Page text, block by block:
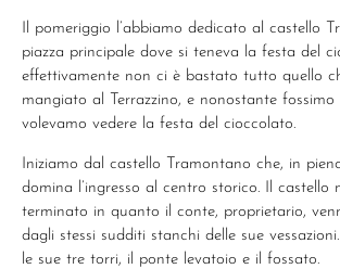
Il pomeriggio l’abbiamo dedicato al castello
piazza principale dove si teneva la festa del
effettivamente non ci è bastato tutto quello
mangiato al Terrazzino, e nonostante fossimo
volevamo vedere la festa del cioccolato.
Iniziamo dal castello Tramontano che, in
domina l’ingresso al centro storico. Il castello
terminato in quanto il conte, proprietario,
dagli stessi sudditi stanchi delle sue
le sue tre torri, il ponte levatoio e il fossato.